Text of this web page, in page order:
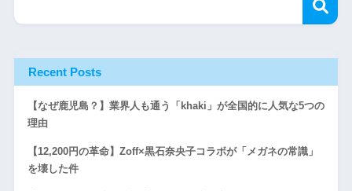
Recent Posts
【なぜ鹿児島？】業界人も通う「khaki」が全国的に人気な5つの
理由
【12,200円の革命】Zoff×黒石奈央子コラボが「メガネの常識」
を壊した件